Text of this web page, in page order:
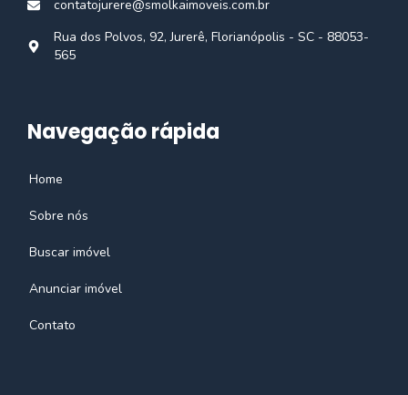
contatojurere@smolkaimoveis.com.br
Rua dos Polvos, 92, Jurerê, Florianópolis - SC - 88053-
565
Navegação rápida
Home
Sobre nós
Buscar imóvel
Anunciar imóvel
Contato